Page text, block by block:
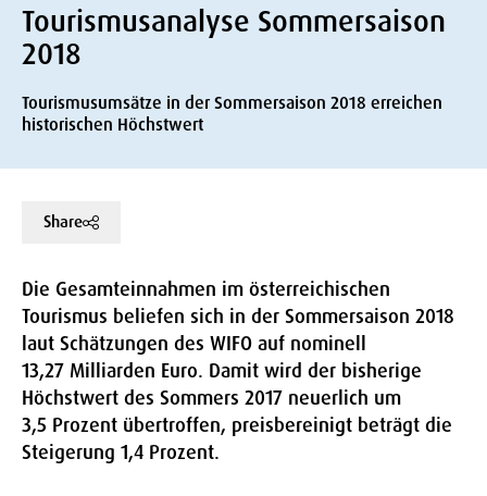
Tourismusanalyse Sommersaison
2018
Tourismusumsätze in der Sommersaison 2018 erreichen
historischen Höchstwert
Share
Die Gesamteinnahmen im österreichischen
Tourismus beliefen sich in der Sommersaison 2018
laut Schätzungen des WIFO auf nominell
13,27 Milliarden Euro. Damit wird der bisherige
Höchstwert des Sommers 2017 neuerlich um
3,5 Prozent übertroffen, preisbereinigt beträgt die
Steigerung 1,4 Prozent.